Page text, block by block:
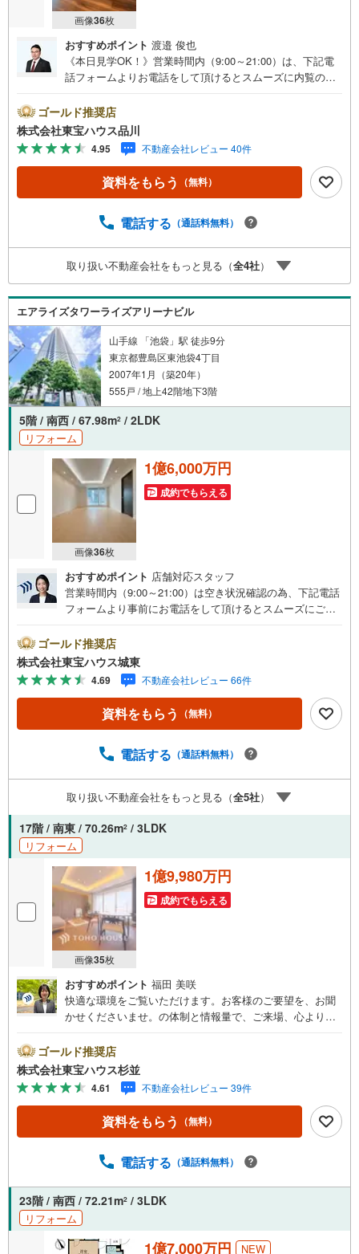
画像36枚
おすすめポイント 渡邉 俊也
《本日見学OK！》営業時間内（9:00～21:00）は、下記電
話フォームよりお電話をして頂けるとスムーズに内覧のご
hoo！ 不動産キャンペーン対象店舗】当店で物件を成約す
るとPayPayボーナスライトがもらえる「Yahoo！ 不動産
物件ご成約キャンペーン」の対象になります。「資料をも
らう」「見学予約をする」ボタンからお問い合わせくださ
い。※必ずYahoo！ JAPAN IDでログインしてください。※P
ayPayボーナスライトは出金と譲渡はできません。ご案
問い合わせも常時受け付けております！お気軽にお問い合
ゴールド推奨店
株式会社東宝ハウス品川
4.95 不動産会社レビュー 40件
資料をもらう （無料）
電話する （通話料無料）
取り扱い不動産会社をもっと見る（全4社）
エアライズタワーライズアリーナビル
山手線 「池袋」駅 徒歩9分
東京都豊島区東池袋4丁目
2007年1月（築20年）
555戸 / 地上42階地下3階
5階 / 南西 / 67.98m2 / 2LDK
リフォーム
画像36枚
1億6,000万円
成約でもらえる
おすすめポイント 店舗対応スタッフ
営業時間内（9:00～21:00）は空き状況確認の為、下記電話
フォームより事前にお電話をして頂けるとスムーズにご案
カレンダーの作成▽ご購入後もお客様の人生のパートナー
として暮らしの「安心」を守り続けます。【Yahoo！ 不動
産キャンペーン対象店舗】当店で物件を成約するとPayPay
ボーナスライトがもらえる「Yahoo！ 不動産 物件ご成約キ
ャンペーン」の対象になります。「資料をもらう」「見学
予約をする」ボタンからお問い合わせください。※必ずYah
スライトは出金と譲渡はできません。ご案内・詳細な資料
時受け付けております！■頭金0円からのご購入可能です■
（諸費用もOK）お気軽にお問い合わせください。
ゴールド推奨店
株式会社東宝ハウス城東
4.69 不動産会社レビュー 66件
資料をもらう （無料）
電話する （通話料無料）
取り扱い不動産会社をもっと見る（全5社）
17階 / 南東 / 70.26m2 / 3LDK
リフォーム
画像35枚
1億9,980万円
成約でもらえる
おすすめポイント 福田 美咲
快適な環境をご覧いただけます。お客様のご要望を、お聞
かせくださいませ。の体制と情報量で、ご来場、心よりお
「未来カレンダー」のご提案。・ 未来に起こるであろうご
自宅リフォームをオンライン上でご提案「ミラカレクラ
ブ」。・ 不動産売却時、ご自宅を綺麗にかつ瀟洒にさせる
CG加工ホームステイジングサービス。・ 購入者様へ、税
理士による確定申告の無料セミナーをご招待いたします。
◆ご予約に際して◆日時のご希望をお伝えください。（も
（居住中物件）の手配が必要な場合がございますのでご容
案内が可能となりますのでお手数ですがご一報ください。
◆物件のご案内は◆弊社へのご来社、お客様宅へのお迎
え・最寄駅での待ち合わせ、物件周辺のコンビニ等でお待
ち合わせなど、ご希望をお伝えください。ご希望条件をお
ゴールド推奨店
株式会社東宝ハウス杉並
4.61 不動産会社レビュー 39件
資料をもらう （無料）
電話する （通話料無料）
23階 / 南西 / 72.21m2 / 3LDK
リフォーム
1億7,000万円 NEW